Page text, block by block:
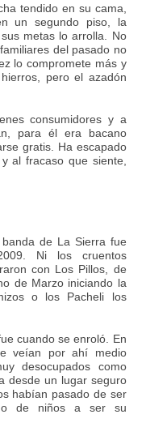
tendido en su cama,
un segundo piso, la
metas lo arrolla. No
del pasado no
lo compromete más y
pero el azadón
consumidores y a
para él era bacano
gratis. Ha escapado
al fracaso que siente,
de La Sierra fue
Ni los cruentos
con Los Pillos, de
de Marzo iniciando la
o los Pacheli los
cuando se enroló. En
veían por ahí medio
desocupados como
desde un lugar seguro
habían pasado de ser
de niños a ser su